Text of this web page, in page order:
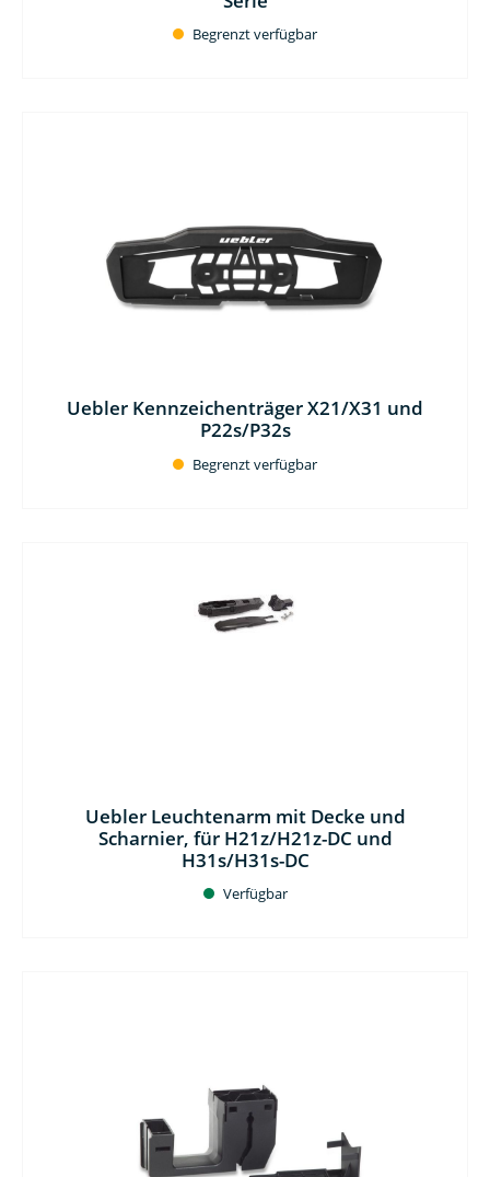
Begrenzt verfügbar
Uebler Kennzeichenträger X21/X31 und
P22s/P32s
Begrenzt verfügbar
Uebler Leuchtenarm mit Decke und
Scharnier, für H21z/H21z-DC und
H31s/H31s-DC
Verfügbar